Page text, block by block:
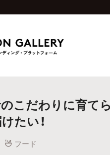
ェクト 終了間近のプロジ
こだわりに育て
たい！
フード